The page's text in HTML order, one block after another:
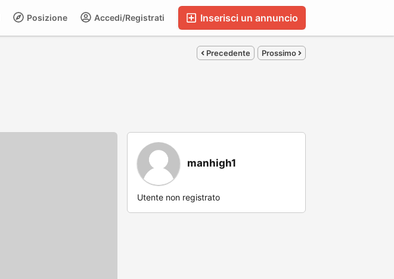
Inserisci un annuncio
Accedi/Registrati
Posizione
Precedente Prossimo
manhigh1
Utente non registrato